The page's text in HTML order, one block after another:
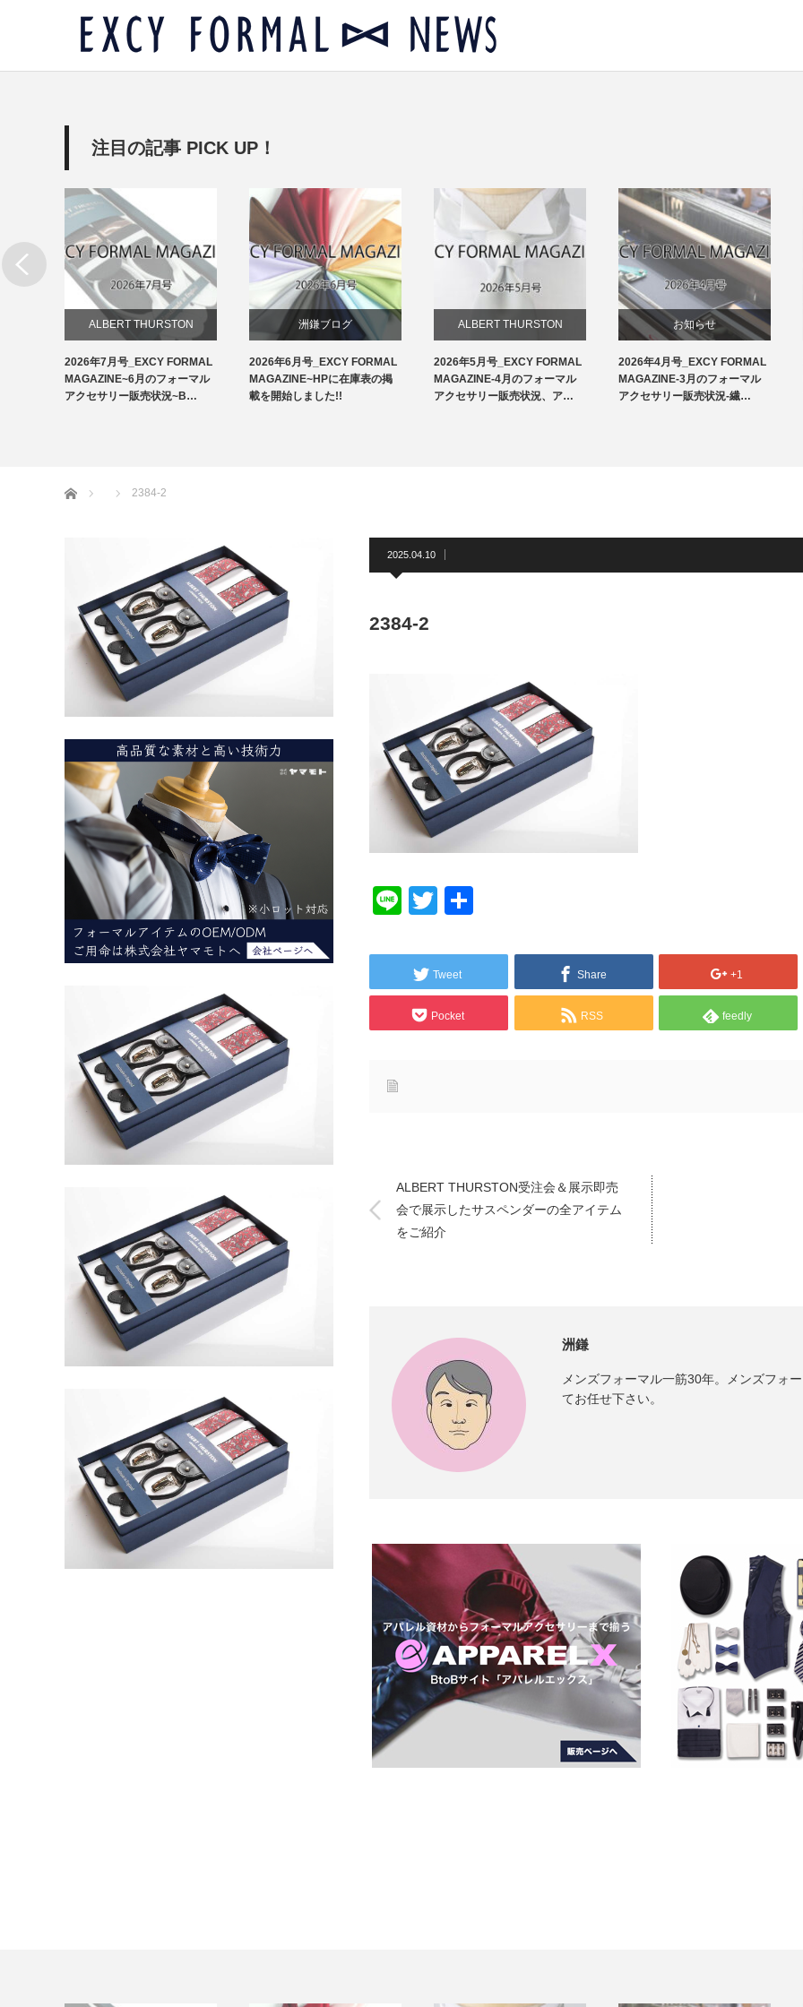
注目の記事 PICK UP！
ALBERT THURSTON
お知らせ
2026年7月号_EXCY FORMAL
MAGAZINE~6月のフォーマル
アクセサリー販売状況~B…
洲鎌ブログ
2026年6月号_EXCY FORMAL
MAGAZINE~HPに在庫表の掲
載を開始しました!!
ALBERT THURSTON
お知らせ
洲鎌ブログ
2026年5月号_EXCY FORMAL
MAGAZINE-4月のフォーマル
アクセサリー販売状況、ア…
お知らせ
チーフ
2026年4月号_EXCY FORMAL
MAGAZINE-3月のフォーマル
アクセサリー販売状況-繊…
ホーム 2384-2
2025.04.10
2384-2
LineTwitter
Tweet Share +1
Pocket RSS feedly
ALBERT THURSTON受注会＆展示即売
会で展示したサスペンダーの全アイテム
をご紹介
洲鎌
メンズフォーマル一筋30年。メンズフォ
てお任せ下さい。